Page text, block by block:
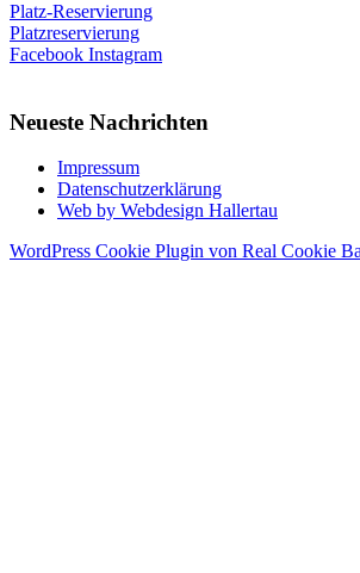
Platz-Reservierung
Platzreservierung
Facebook Instagram
Neueste Nachrichten
Impressum
Datenschutzerklärung
Web by Webdesign Hallertau
WordPress Cookie Plugin von Real Cookie